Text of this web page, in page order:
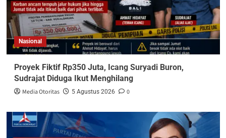
Nasional
Proyek Fiktif Rp350 Juta, Icang Suryadi Buron,
Sudrajat Diduga Ikut Menghilang
Media Otoritas 5 Agustus 2026 0